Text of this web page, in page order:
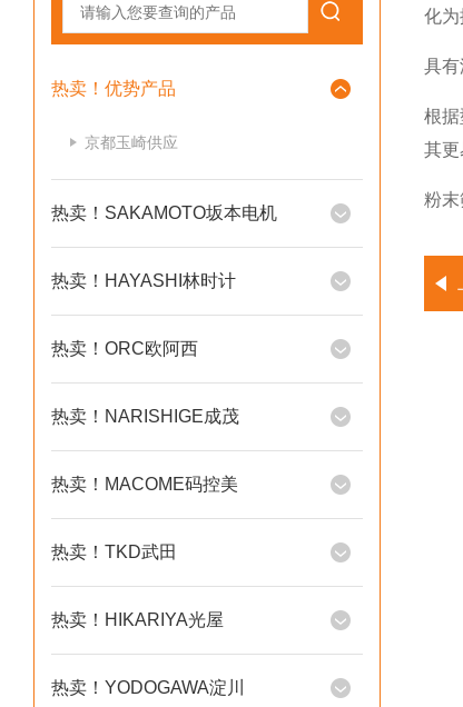
热卖！优势产品
京都玉崎供应
热卖！SAKAMOTO坂本电机
热卖！HAYASHI林时计
热卖！ORC欧阿西
热卖！NARISHIGE成茂
热卖！MACOME码控美
热卖！TKD武田
热卖！HIKARIYA光屋
热卖！YODOGAWA淀川
化为
具有
根
其更
粉末